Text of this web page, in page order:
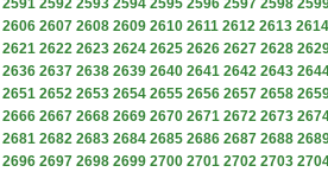
2591 2592 2593 2594 2595 2596 2597 2598
2606 2607 2608 2609 2610 2611 2612 2613 2614
2621 2622 2623 2624 2625 2626 2627 2628
2636 2637 2638 2639 2640 2641 2642 2643
2651 2652 2653 2654 2655 2656 2657 2658
2666 2667 2668 2669 2670 2671 2672 2673
2681 2682 2683 2684 2685 2686 2687 2688
2696 2697 2698 2699 2700 2701 2702 2703